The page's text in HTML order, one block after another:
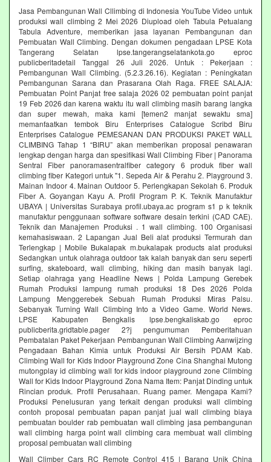
Jasa Pembangunan Wall Cllimbing di Indonesia YouTube Video untuk
produksi wall climbing 2 Mei 2026 Diupload oleh Tabula Petualang
Tabula Adventure, memberikan jasa layanan Pembangunan dan
Pembuatan Wall Climbing. Dengan dokumen pengadaan LPSE Kota
Tangerang Selatan lpse.tangerangselatankota.go eproc
publicberitadetail Tanggal 26 Juli 2026. Untuk : Pekerjaan :
Pembangunan Wall Climbing. (5.2.3.26.16). Kegiatan : Peningkatan
Pembangunan Sarana dan Prasarana Olah Raga. FREE SALAJA:
Pembuatan Point Panjat free salaja 2026 02 pembuatan point panjat
19 Feb 2026 dan karena waktu itu wall climbing masih barang langka
dan super mewah, maka kami [temen2 manjat sewaktu sma]
memanfaatkan tembok Biru Enterprises Catalogue Scribd Biru
Enterprises Catalogue PEMESANAN DAN PRODUKSI PAKET WALL
CLIMBING Tahap 1 “BIRU” akan memberikan proposal penawaran
lengkap dengan harga dan spesifikasi Wall Climbing Fiber | Panorama
Sentral Fiber panoramasentralfiber category 6 produk fiber wall
climbing fiber Kategori untuk "1. Sepeda Air & Perahu 2. Playground 3.
Mainan Indoor 4. Mainan Outdoor 5. Perlengkapan Sekolah 6. Produk
Fiber A. Goyangan Kayu A. Profil Program P. K. Teknik Manufaktur
UBAYA | Universitas Surabaya profil.ubaya.ac program s1 p k teknik
manufaktur penggunaan software software desain terkini (CAD CAE).
Teknik dan Manajemen Produksi . 1 wall climbing. 100 Organisasi
kemahasiswaan. 2 Lapangan Jual Beli alat produksi Termurah dan
Terlengkap | Mobile Bukalapak m.bukalapak products alat produksi
Sedangkan untuk olahraga outdoor tak kalah banyak dan seru seperti
surfing, skateboard, wall climbing, hiking dan masih banyak lagi.
Setiap olahraga yang Headline News | Polda Lampung Gerebek
Rumah Produksi lampung rumah produksi 18 Des 2026 Polda
Lampung Menggerebek Sebuah Rumah Produksi Miras Palsu.
Sebanyak Turning Wall Climbing Into a Video Game. World News.
LPSE Kabupaten Bengkalis lpse.bengkaliskab.go eproc
publicberita.gridtable.pager 2?j pengumuman Pemberitahuan
Pembatalan Paket Pekerjaan Pembangunan Wall Climbing Aanwijzing
Pengadaan Bahan Kimia untuk Produksi Air Bersih PDAM Kab.
Climbing Wall for Kids Indoor Playground Zone Cina Shanghai Mutong
mutongplay id climbing wall for kids indoor playground zone Climbing
Wall for Kids Indoor Playground Zona Nama Item: Panjat Dinding untuk
Rincian produk. Profil Perusahaan. Ruang pamer. Mengapa Kami?
Produksi Penelusuran yang terkait dengan produksi wall climbing
contoh proposal pembuatan papan panjat jual wall climbing biaya
pembuatan boulder rab pembuatan wall climbing jasa pembangunan
wall climbing harga point wall climbing cara membuat wall climbing
proposal pembuatan wall climbing
Wall Climber Cars RC Remote Control 415 | Barang Unik China